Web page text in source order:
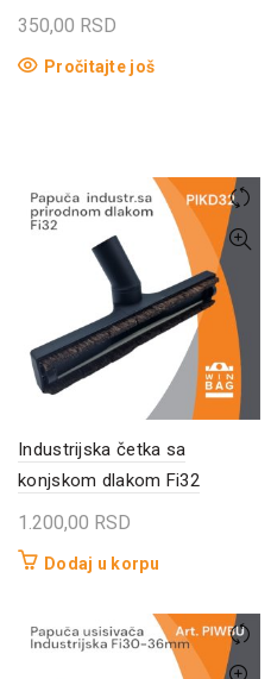
350,00 RSD
Pročitajte još
Industrijska četka sa
konjskom dlakom Fi32
1.200,00 RSD
Dodaj u korpu